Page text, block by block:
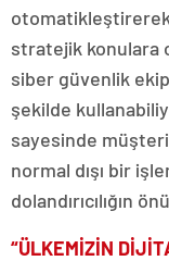
otomatikleştirerek
stratejik konulara
siber güvenlik
şekilde
sayesinde
normal dışı bir
dolandırıcılığın
“ÜLKEMİZİN